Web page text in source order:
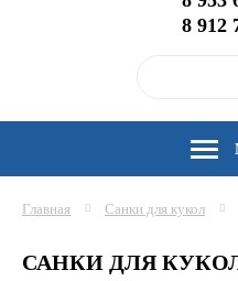
8 912
Главная Санки для кукол
САНКИ ДЛЯ